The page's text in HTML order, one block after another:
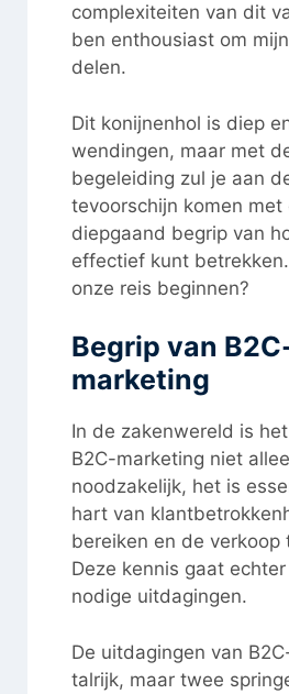
complexiteiten van dit
ben enthousiast om
delen.
Dit konijnenhol is diep
wendingen, maar met
begeleiding zul je aan
tevoorschijn komen met
diepgaand begrip van
effectief kunt
onze reis beginnen?
Begrip van
marketing
In de zakenwereld is
B2C-marketing niet
noodzakelijk, het is
hart van
bereiken en de verkoop
Deze kennis gaat
nodige uitdagingen.
De uitdagingen van
talrijk, maar twee